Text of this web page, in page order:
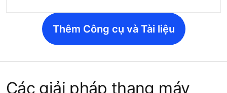
Thêm Công cụ và Tài liệu
Các giải pháp thang máy